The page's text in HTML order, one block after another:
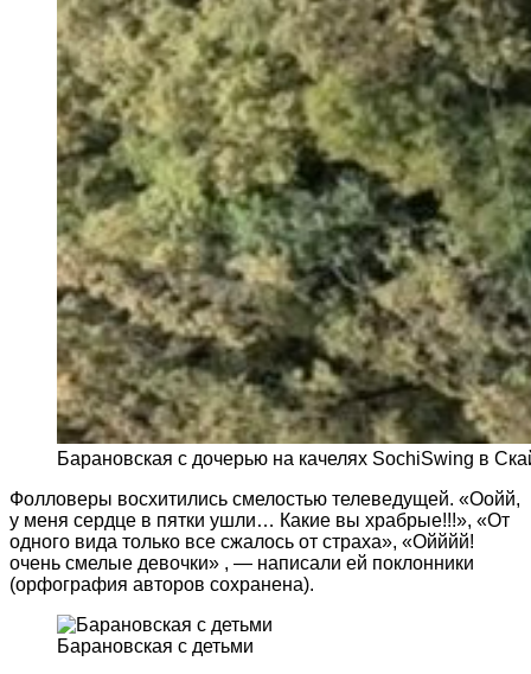
Барановская с дочерью на качелях SochiSwing в
Фолловеры восхитились смелостью телеведущей. «Оойй,
у меня сердце в пятки ушли… Какие вы храбрые!!!», «От
одного вида только все сжалось от страха», «Ойййй!
очень смелые девочки» , — написали ей поклонники
(орфография авторов сохранена).
Барановская с детьми